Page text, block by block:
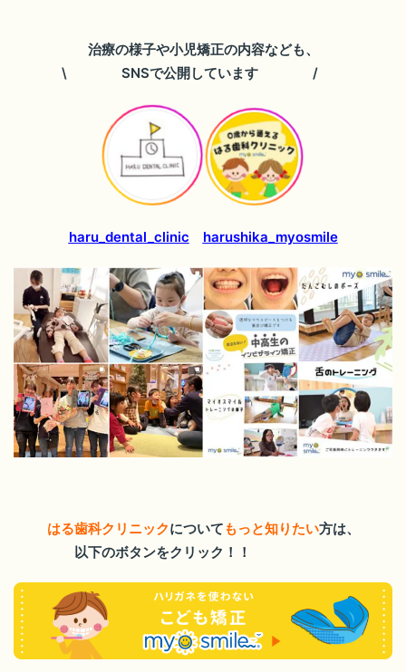
治療の様子や小児矯正の内容なども、
\ SNSで公開しています /
haru_dental_clinic harushika_myosmile
はる歯科クリニックについてもっと知りたい方は、
以下のボタンをクリック！！